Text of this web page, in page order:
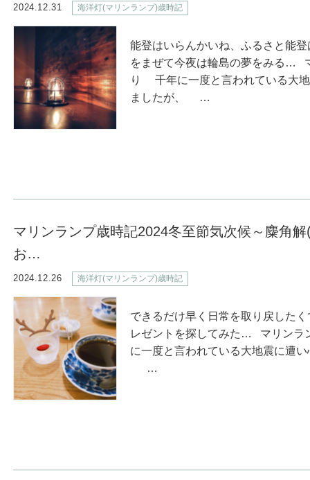
2024.12.31 海洋灯(マリンランプ)歳時記
能登はいらんかいね、ふるさと能
をまぜて今夜は輪島の夢をみる…
り 千年に一度と言われている大
ましたが、 …
マリンランプ歳時記2024冬至節気次候～麋角
お…
2024.12.26 海洋灯(マリンランプ)歳時記
できるだけ早く日常を取り戻した
レゼントを探してみた… マリン
に一度と言われている大地震に遭
…